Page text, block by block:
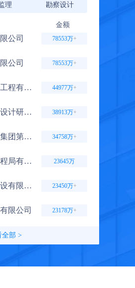
湖（一期）联合体2
售型保障性住房项目
理 勘察设计
金额
公司 78553万+
公司 78553万+
城口县诚路建筑工程有限公司 44977万+
江苏省水利勘测设计研究院有限公司 38913万+
中铁广州工程局集团第二工程有限公司 34758万+
中国建筑第五工程局有限公司 23645万
重庆建工第三建设有限责任公司 23450万+
限公司 23178万+
全部 >